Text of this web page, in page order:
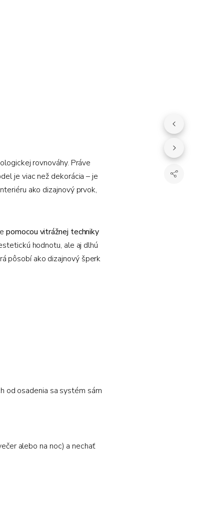
rovnováhy. Práve
je viac než dekorácia – je
ako dizajnový prvok,
pomocou vitrážnej techniky
hodnotu, ale aj dlhú
pôsobí ako dizajnový šperk
od osadenia sa systém sám
alebo na noc) a nechať